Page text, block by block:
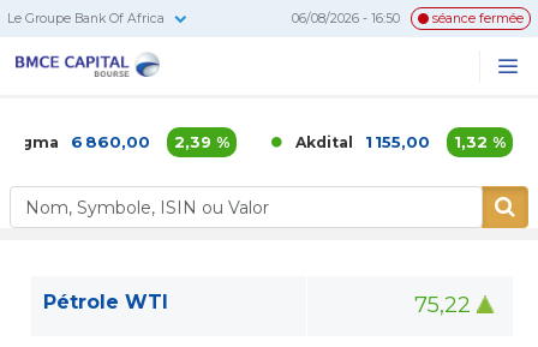
Le Groupe Bank Of Africa 06/08/2026 - 16:50 séance fermée
6 860,00 2,39 % Akdital 1 155,00 1,32 %
Pétrole WTI 75,22